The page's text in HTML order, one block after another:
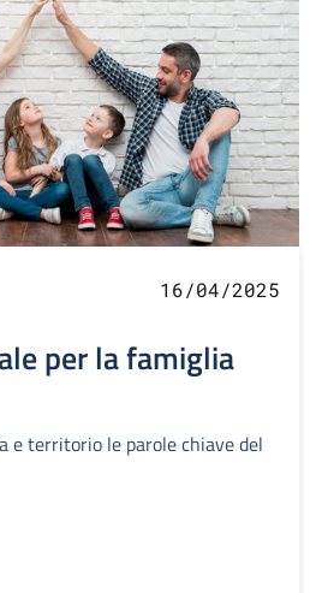
16/04/2025
per la famiglia
e territorio le parole chiave del